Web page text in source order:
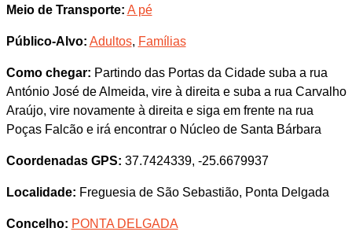
Meio de Transporte: A pé
Público-Alvo: Adultos, Famílias
Como chegar: Partindo das Portas da Cidade suba a rua
António José de Almeida, vire à direita e suba a rua Carvalho
Araújo, vire novamente à direita e siga em frente na rua
Poças Falcão e irá encontrar o Núcleo de Santa Bárbara
Coordenadas GPS: 37.7424339, -25.6679937
Localidade: Freguesia de São Sebastião, Ponta Delgada
Concelho: PONTA DELGADA